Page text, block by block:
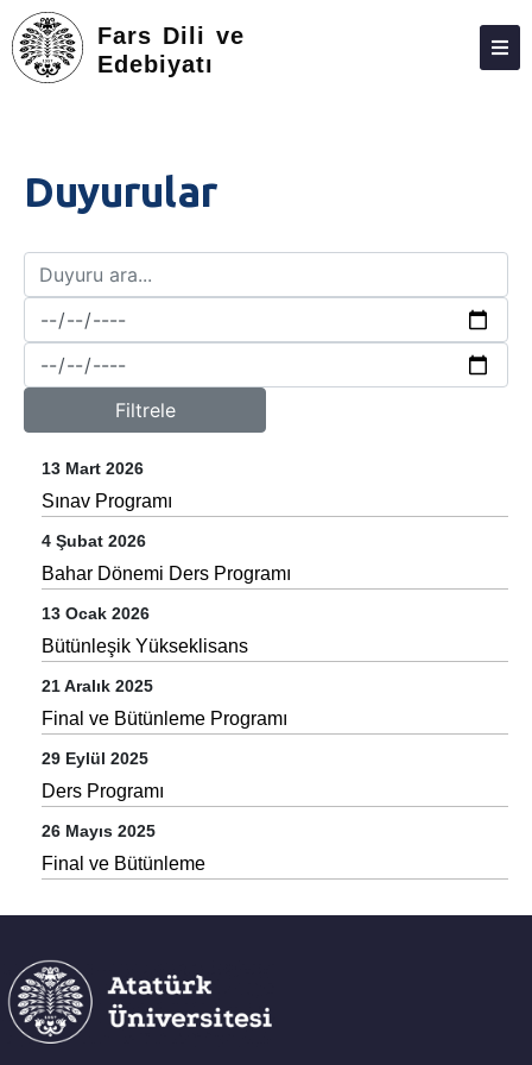
Fars Dili ve
Edebiyatı
LISANS
ARAŞTIRMA
TOPLUMA KATKI
ADAY ÖĞRENCILER
İLETIŞIM
Duyurular
Filtrele
13 Mart 2026
Sınav Programı
4 Şubat 2026
Bahar Dönemi Ders Programı
13 Ocak 2026
Bütünleşik Yükseklisans
21 Aralık 2025
Final ve Bütünleme Programı
29 Eylül 2025
Ders Programı
26 Mayıs 2025
Final ve Bütünleme